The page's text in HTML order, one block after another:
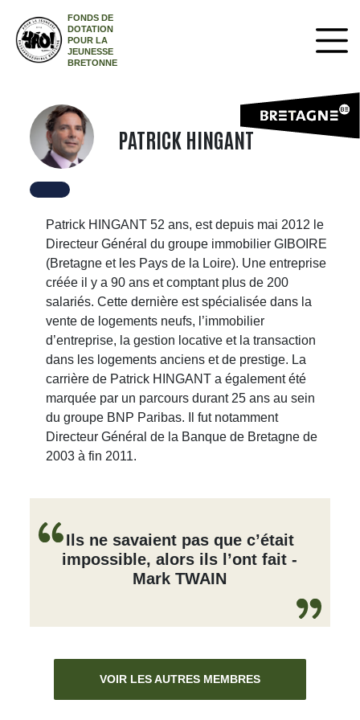
FONDS DE
DOTATION
POUR LA
JEUNESSE
BRETONNE
PATRICK HINGANT
Patrick HINGANT 52 ans, est depuis mai 2012 le
Directeur Général du groupe immobilier GIBOIRE
(Bretagne et les Pays de la Loire). Une entreprise
créée il y a 90 ans et comptant plus de 200
salariés. Cette dernière est spécialisée dans la
vente de logements neufs, l’immobilier
d’entreprise, la gestion locative et la transaction
dans les logements anciens et de prestige. La
carrière de Patrick HINGANT a également été
marquée par un parcours durant 25 ans au sein
du groupe BNP Paribas. Il fut notamment
Directeur Général de la Banque de Bretagne de
2003 à fin 2011.
Ils ne savaient pas que c’était
impossible, alors ils l’ont fait -
Mark TWAIN
VOIR LES AUTRES MEMBRES